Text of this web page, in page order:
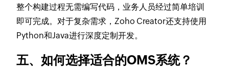
整个构建过程无需编写代码，业务人员经过简单培训
即可完成。对于复杂需求，Zoho Creator还支持使用
Python和Java进行深度定制开发。
五、如何选择适合的OMS系统？